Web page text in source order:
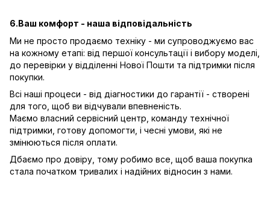
6.Ваш комфорт - наша відповідальність
Ми не просто продаємо техніку - ми супроводжуємо вас
на кожному етапі: від першої консультації і вибору моделі,
до перевірки у відділенні Нової Пошти та підтримки після
покупки.
Всі наші процеси - від діагностики до гарантії - створені
для того, щоб ви відчували впевненість.
Маємо власний сервісний центр, команду технічної
підтримки, готову допомогти, і чесні умови, які не
змінюються після оплати.
Дбаємо про довіру, тому робимо все, щоб ваша покупка
стала початком тривалих і надійних відносин з нами.